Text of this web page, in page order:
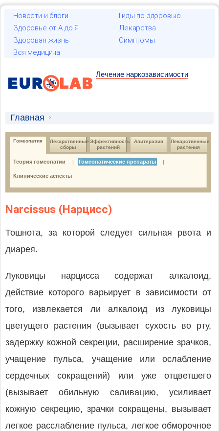
Новости и блоги
Гиды по здоровью
Здоровье от А до Я
Лекарства
Здоровая жизнь
Симптомы
Вся медицина
Лечение наркозависимости
Главная
Лекарственные растения и гомеопатия
Гомеопатия
Гомеопатические препараты
Гомеопатия
Лекарственные
сборы
Эффективность
растений
Апитерапия
Лекарственные
растения
Теория гомеопатии | Гомеопатические препараты |
Клинические аспекты
Narcissus (Нарцисс)
Тошнота, за которой следует сильная рвота и
диарея.
Луковицы нарцисса содержат алкалоид,
действие которого варьирует в зависимости от
того, извлекается ли алкалоид из луковицы
цветущего растения (вызывает сухость во рту,
задержку кожной секреции, расширение зрачков,
учащение пульса, учащение или ослабление
сердечных сокращений) или уже отцветшего
(вызывает обильную саливацию, усиливает
кожную секрецию, зрачки сокращены, вызывает
легкое расслабление пульса, легкое обморочное